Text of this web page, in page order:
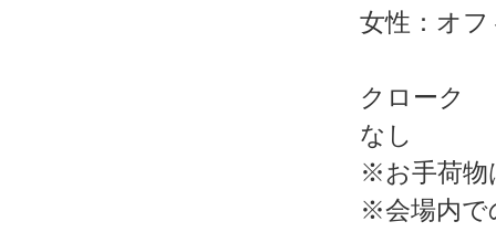
女性：オ
クローク
なし
※お手荷物
※会場内で